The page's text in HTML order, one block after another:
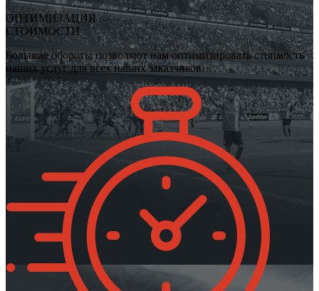
ОПТИМИЗАЦИЯ
СТОИМОСТИ
Большие обороты позволяют нам оптимизировать стоимость
наших услуг для всех наших заказчиков.